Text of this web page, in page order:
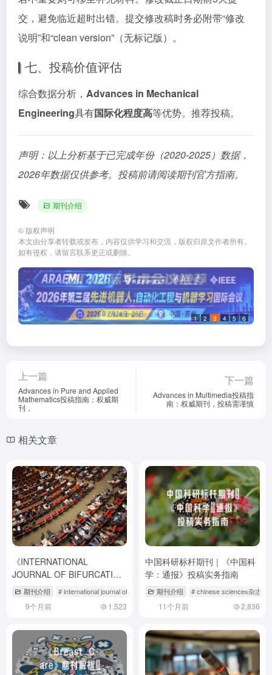
交，避免临近超时出错。提交修改稿时务必附带“修改
说明”和“clean version”（无标记版）。
七、投稿价值评估
综合数据分析， Advances in Mechanical
Engineering具有国际化程度高等优势。推荐投稿。
声明：以上分析基于已完成年份（2020-2025）数据，
2026年数据仅供参考。投稿前请阅读期刊官方指南。
期刊介绍
© 版权声明
本文由分享者转载或发布，内容仅供学习和交流，版权归原文作者所有。
如有侵权，请留言联系更正或删除。
1 2 3 4 5 6
上一篇
Advances in Pure and Applied
Mathematics投稿指南：权威期
刊，
下一篇
Advances in Multimedia投稿指
南：权威期刊，投稿需谨慎
相关文章
《INTERNATIONAL
JOURNAL OF BIFURCATION
AND CHAOS》期刊介绍与投
experimental pathology
期刊介绍 # international journal of experimental pathology # international journal
9个月前 1,523
中国科研标杆期刊｜《中国科
学：通报》投稿实务指南
期刊介绍 # chinese sciences杂志
11个月前 2,836